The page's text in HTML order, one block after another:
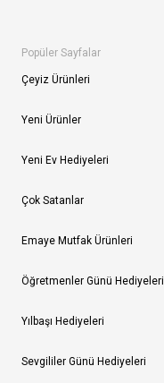
Popüler Sayfalar
Çeyiz Ürünleri
Yeni Ürünler
Yeni Ev Hediyeleri
Çok Satanlar
Emaye Mutfak Ürünleri
Öğretmenler Günü Hediyeleri
Yılbaşı Hediyeleri
Sevgililer Günü Hediyeleri